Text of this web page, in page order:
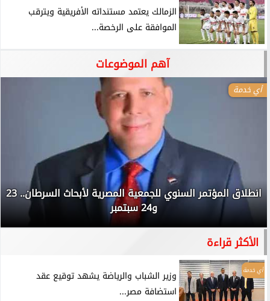
الزمالك يعتمد مستنداته الأفريقية ويترقب
الموافقة على الرخصة...
آهم الموضوعات
أي خدمة
انطلاق المؤتمر السنوي للجمعية المصرية لأبحاث السرطان.. 23
و24 سبتمبر
الأكثر قراءة
أي خدمة
وزير الشباب والرياضة يشهد توقيع عقد
استضافة مصر...